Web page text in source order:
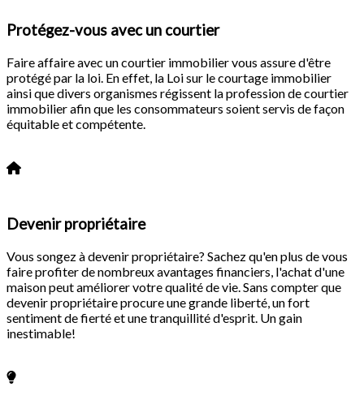
Protégez-vous avec un courtier
Faire affaire avec un courtier immobilier vous assure d'être
protégé par la loi. En effet, la Loi sur le courtage immobilier
ainsi que divers organismes régissent la profession de courtier
immobilier afin que les consommateurs soient servis de façon
équitable et compétente.
Devenir propriétaire
Vous songez à devenir propriétaire? Sachez qu'en plus de vous
faire profiter de nombreux avantages financiers, l'achat d'une
maison peut améliorer votre qualité de vie. Sans compter que
devenir propriétaire procure une grande liberté, un fort
sentiment de fierté et une tranquillité d'esprit. Un gain
inestimable!